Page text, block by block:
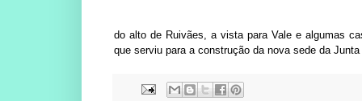
do alto de Ruivães, a vista para Vale e algumas
que serviu para a construção da nova sede da